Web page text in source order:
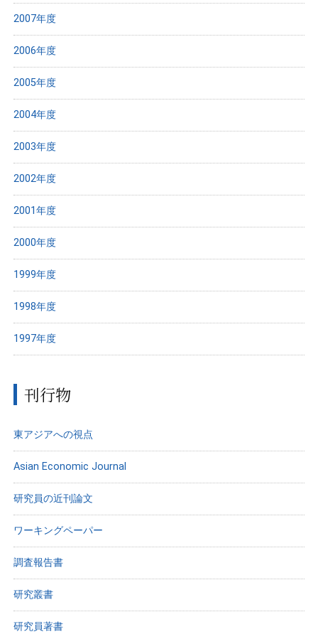
2007年度
2006年度
2005年度
2004年度
2003年度
2002年度
2001年度
2000年度
1999年度
1998年度
1997年度
刊行物
東アジアへの視点
Asian Economic Journal
研究員の近刊論文
ワーキングペーパー
調査報告書
研究叢書
研究員著書